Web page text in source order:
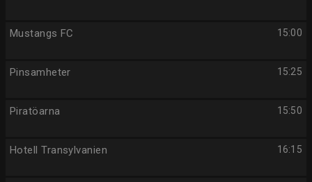
15:00
Mustangs FC
15:25
Pinsamheter
15:50
Piratöarna
16:15
Hotell Transylvanien